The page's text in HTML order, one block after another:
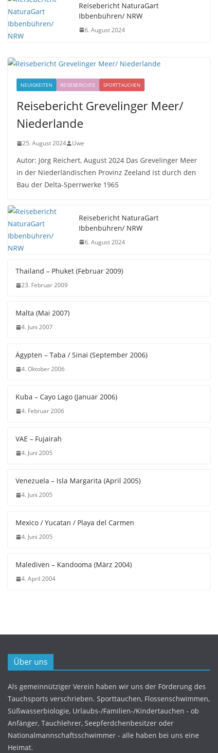
Reisebericht NaturaGart
Ibbenbühren/ NRW
6. August 2024
NEUIGKEITEN REISEBERICHTE SPORTTAUCHEN
Reisebericht Grevelinger Meer/
Niederlande
25. August 2024 Uwe
Autor: Jörg Reichert, August 2024 Das Grevelinger Meer
in der Niederländischen Provinz Zeeland ist durch den
Bau der Delta-Sperrwerke 1965
Reisebericht NaturaGart
Ibbenbühren/ NRW
6. August 2024
Thailand – Phuket (Februar 2009)
23. Februar 2009
Malta (Mai 2007)
4. Juni 2007
Ägypten – Taba / Sinai (September 2006)
4. Oktober 2006
Kuba – Cayo Lago (Januar 2006)
4. Februar 2006
VAE – Fujairah
4. Juni 2005
Venezuela – Isla Margarita (April 2005)
4. Juni 2005
Mexico / Yucatan / Playa del Carmen
4. Juni 2005
Malediven – Kandooma (März 2004)
4. April 2004
Über uns
Als gemeinnütziger Verein haben wir uns der Förderung des
Tauchsports verschrieben. Sporttauchen, Flossenschwimmen,
Süßwasserbiologie, Urlaubs-/Familien-/Kindertauchen - ob
Anfänger, Tauchlehrer, Seepferdchenbesitzer oder
Nationalmannschaftsschwimmer - alle haben bei uns eine
Heimat.